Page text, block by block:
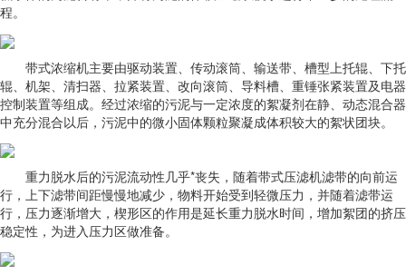
程。
带式浓缩机主要由驱动装置、传动滚筒、输送带、槽型上托辊、下托
辊、机架、清扫器、拉紧装置、改向滚筒、导料槽、重锤张紧装置及电器
控制装置等组成。经过浓缩的污泥与一定浓度的絮凝剂在静、动态混合器
中充分混合以后，污泥中的微小固体颗粒聚凝成体积较大的絮状团块。
重力脱水后的污泥流动性几乎*丧失，随着带式压滤机滤带的向前运
行，上下滤带间距慢慢地减少，物料开始受到轻微压力，并随着滤带运
行，压力逐渐增大，楔形区的作用是延长重力脱水时间，增加絮团的挤压
稳定性，为进入压力区做准备。